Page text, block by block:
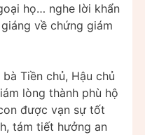
họ… nghe lời khẩn
về chứng giám
Tiền chủ, Hậu chủ
lòng thành phù hộ
được vạn sự tốt
tám tiết hưởng an